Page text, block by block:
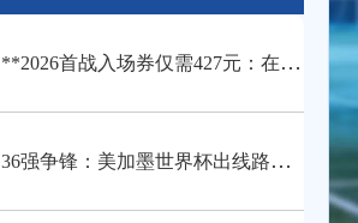
**2026首战入场券仅需427元：在哨响前，让沉默彻底失声**
36强争锋：美加墨世界杯出线路线全景解构